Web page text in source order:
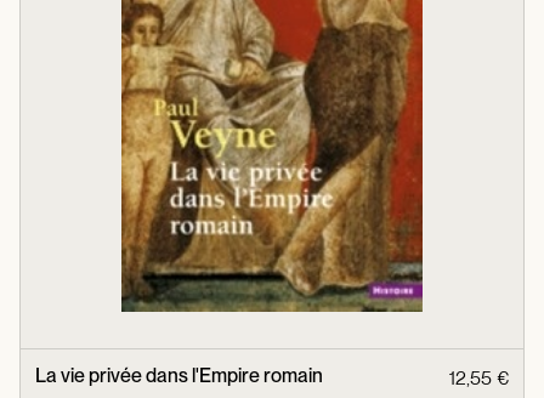
La vie privée dans l'Empire romain 12,55 €